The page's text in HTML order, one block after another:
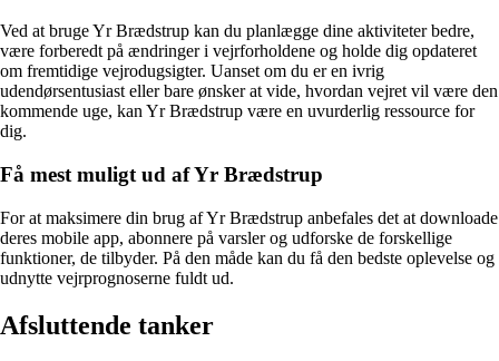
Ved at bruge Yr Brædstrup kan du planlægge dine aktiviteter bedre,
være forberedt på ændringer i vejrforholdene og holde dig opdateret
om fremtidige vejrodugsigter. Uanset om du er en ivrig
udendørsentusiast eller bare ønsker at vide, hvordan vejret vil være den
kommende uge, kan Yr Brædstrup være en uvurderlig ressource for
dig.
Få mest muligt ud af Yr Brædstrup
For at maksimere din brug af Yr Brædstrup anbefales det at downloade
deres mobile app, abonnere på varsler og udforske de forskellige
funktioner, de tilbyder. På den måde kan du få den bedste oplevelse og
udnytte vejrprognoserne fuldt ud.
Afsluttende tanker